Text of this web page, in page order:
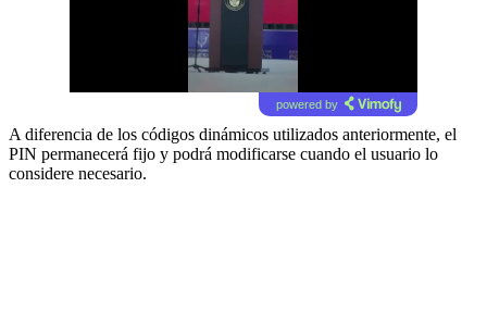
powered by
A diferencia de los códigos dinámicos utilizados anteriormente, el
PIN permanecerá fijo y podrá modificarse cuando el usuario lo
considere necesario.